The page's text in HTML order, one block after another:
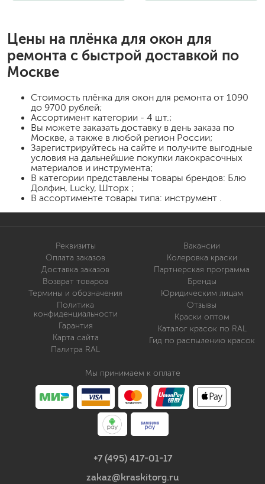
Цены на плёнка для окон для
ремонта с быстрой доставкой по
Москве
Стоимость плёнка для окон для ремонта от 1090
до 9700 рублей;
Ассортимент категории - 4 шт.;
Вы можете заказать доставку в день заказа по
Москве, а также в любой регион России;
Зарегистрируйтесь на сайте и получите выгодные
условия на дальнейшие покупки лакокрасочных
материалов и инструмента;
В категории представлены товары брендов: Блю
Долфин, Lucky, Шторх ;
В ассортименте товары типа: инструмент .
Реквизиты
Оплата заказов
Доставка заказов
Возврат товаров
Термины и обозначения
Политика
конфиденциальности
Гарантия
Карта сайта
Палитра RAL
Вакансии
Колеровка краски
Партнерская программа
Бренды
Юридическим лицам
Отзывы
Краски оптом
Каталог красок по RAL
Гид по распылению красок
Мы принимаем к оплате
+7 (495) 417-01-17
zakaz@kraskitorg.ru